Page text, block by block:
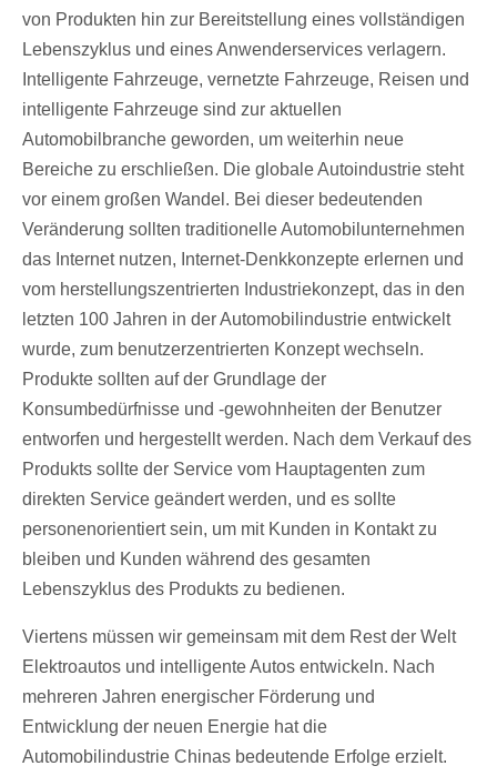
von Produkten hin zur Bereitstellung eines vollständigen
Lebenszyklus und eines Anwenderservices verlagern.
Intelligente Fahrzeuge, vernetzte Fahrzeuge, Reisen und
intelligente Fahrzeuge sind zur aktuellen
Automobilbranche geworden, um weiterhin neue
Bereiche zu erschließen. Die globale Autoindustrie steht
vor einem großen Wandel. Bei dieser bedeutenden
Veränderung sollten traditionelle Automobilunternehmen
das Internet nutzen, Internet-Denkkonzepte erlernen und
vom herstellungszentrierten Industriekonzept, das in den
letzten 100 Jahren in der Automobilindustrie entwickelt
wurde, zum benutzerzentrierten Konzept wechseln.
Produkte sollten auf der Grundlage der
Konsumbedürfnisse und -gewohnheiten der Benutzer
entworfen und hergestellt werden. Nach dem Verkauf des
Produkts sollte der Service vom Hauptagenten zum
direkten Service geändert werden, und es sollte
personenorientiert sein, um mit Kunden in Kontakt zu
bleiben und Kunden während des gesamten
Lebenszyklus des Produkts zu bedienen.
Viertens müssen wir gemeinsam mit dem Rest der Welt
Elektroautos und intelligente Autos entwickeln. Nach
mehreren Jahren energischer Förderung und
Entwicklung der neuen Energie hat die
Automobilindustrie Chinas bedeutende Erfolge erzielt.